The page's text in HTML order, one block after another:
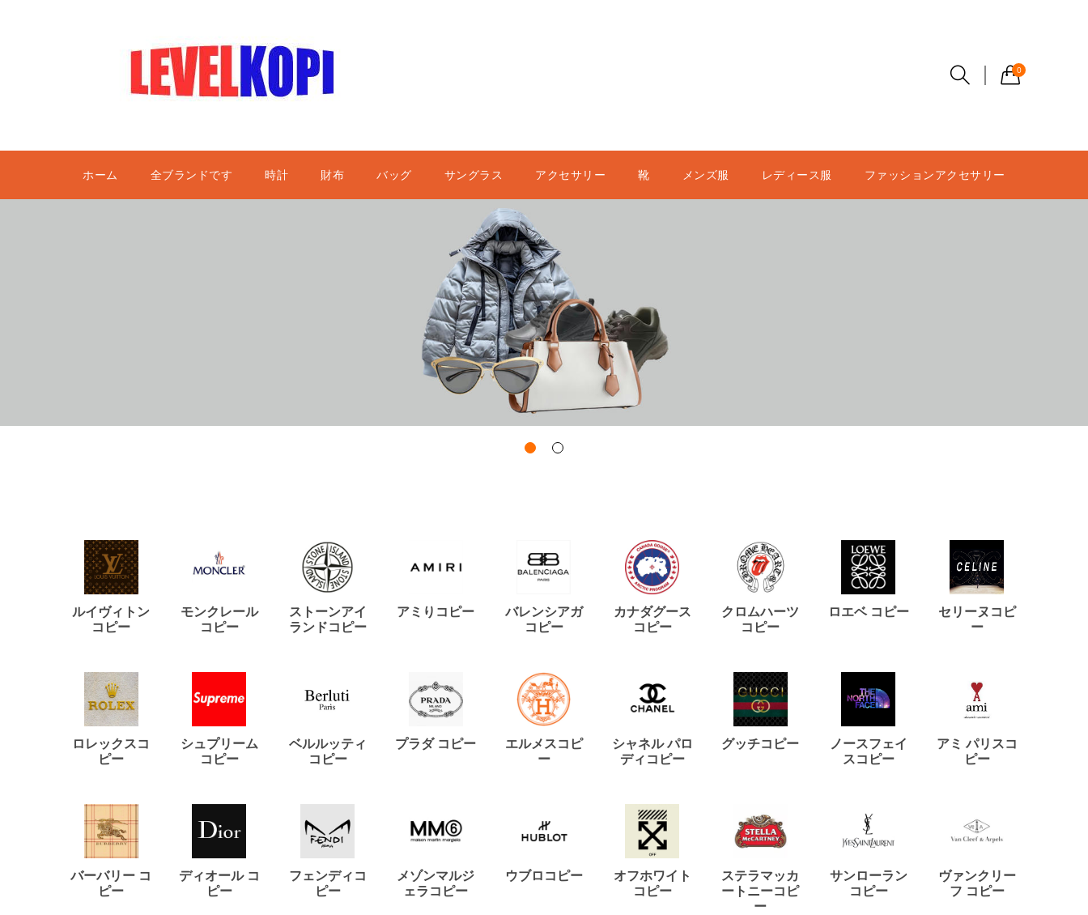
0
ホーム 全ブランドです 時計 財布 バッグ サングラス アクセサリー 靴 メンズ服 レディース服 ファッションアクセサリー
ルイヴィトン
コピー
モンクレール
コピー
ストーンアイ
ランドコピー
アミりコピー
バレンシアガ
コピー
カナダグース
コピー
クロムハーツ
コピー
ロエベ コピー
セリーヌコピ
ー
ロレックスコ
ピー
シュプリーム
コピー
ベルルッティ
コピー
プラダ コピー
エルメスコピ
ー
シャネル パロ
ディコピー
グッチコピー
ノースフェイ
スコピー
アミ パリスコ
ピー
バーバリー コ
ピー
ディオール コ
ピー
フェンディコ
ピー
メゾンマルジ
ェラコピー
ウブロコピー
オフホワイト
コピー
ステラマッカ
ートニーコピ
ー
サンローラン
コピー
ヴァンクリー
フ コピー